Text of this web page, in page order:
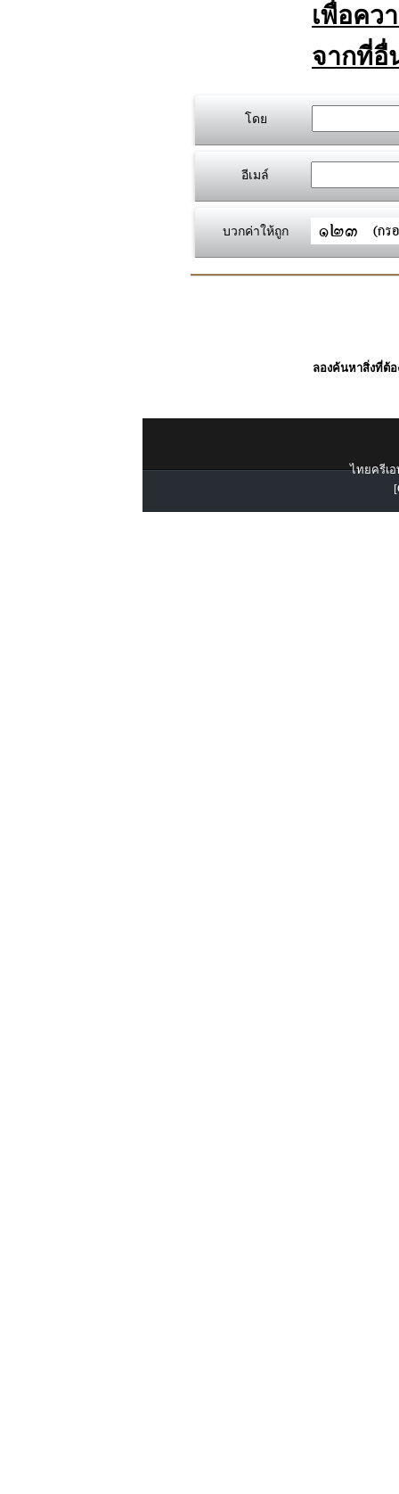
เพื่อคว
จากที่อื่
โดย
อีเมล์
บวกค่าให้ถูก
ลองค้นหาสิ่งที่ต้อ
ไทยครีเอ
[